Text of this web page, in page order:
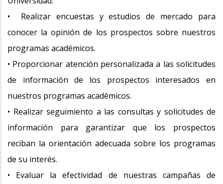
• Realizar encuestas y estudios de mercado para
conocer la opinión de los prospectos sobre nuestros
programas académicos.
• Proporcionar atención personalizada a las solicitudes
de información de los prospectos interesados en
nuestros programas académicos.
• Realizar seguimiento a las consultas y solicitudes de
información para garantizar que los prospectos
reciban la orientación adecuada sobre los programas
de su interés.
• Evaluar la efectividad de nuestras campañas de